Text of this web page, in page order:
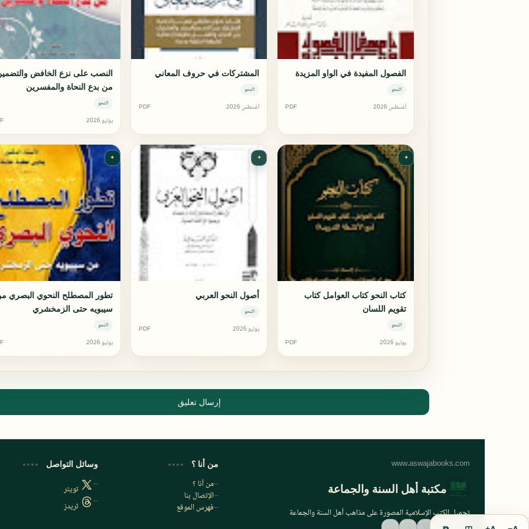
الفصول المفيدة في الواو المزيدة
النحو
أغسطس 2026 PDF
المشتركات في حروف المعاني
النحو
أغسطس 2026 PDF
النصب على نزع الخافض
من بدع النحاة والمفسرين
النحو
يوليو 2026
✦
كتاب النحو كتاب العوامل كتاب
تقويم اللسان
النحو
يوليو 2026 PDF
✦
أصول النحو العربي
النحو
يوليو 2026 PDF
✦
تطور المصطلح النحوي البصري
سيبويه حتى الزمخشري
النحو
يوليو 2026
إرسال تعليق
مكتبة أهل السنة والجماعة
تحميل الكتب الإسلامية المصورة على مذاهب أهل السنة والجماعة
من أنا ؟
من أنا ؟
الإتصال بنا
فهرس الموقع
وسائل التواصل
تويتر
ثريدز